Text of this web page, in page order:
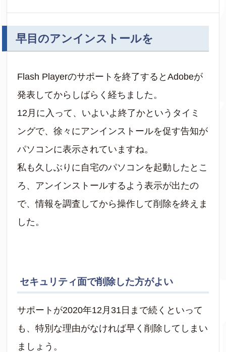
早目のアンインストールを
Flash Playerのサポートを終了するとAdobeが
発表してからしばらく経ちました。
12月に入って、いよいよ終了かというタイミ
ングで、徐々にアンインストールを促す告知が
パソコンに表示されていますね。
私も久しぶりに自宅のパソコンを起動したとこ
ろ、アンインストールするよう表示が出たの
で、情報を調査してから操作して削除を終えま
した。
セキュリティ面で削除した方がよい
サポートが2020年12月31日まで続くといって
も、特別な理由がなければ早く削除してしまい
ましょう。